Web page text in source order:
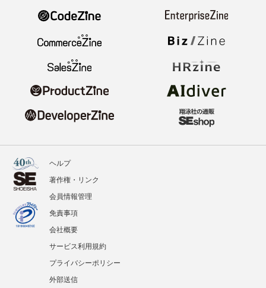
ヘルプ
著作権・リンク
会員情報管理
免責事項
会社概要
サービス利用規約
プライバシーポリシー
外部送信